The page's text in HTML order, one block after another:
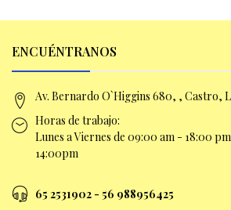
ENCUÉNTRANOS
Av. Bernardo O`Higgins 680, , Castro,
Horas de trabajo:
Lunes a Viernes de 09:00 am - 18:00
14:00pm
65 2531902 - 56 988956425